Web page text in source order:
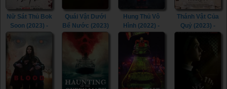
Nữ Sát Thủ Bok
Soon (2023) -
Quái Vật Dưới
Bể Nước (2023)
- The Tank
(2023)
Hung Thủ Vô
Hình (2022) -
Confession
(2022)
Thánh Vật Của
Quỷ (2023) -
(2023)